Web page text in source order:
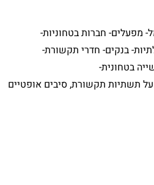
מפעלים- חברות בטחוניות-
בנקים- חדרי תקשורת-
בטחונית-
תשתיות תקשורת, סיבים אופטיים